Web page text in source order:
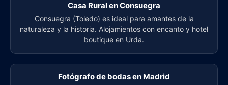
Casa Rural en Consuegra
Consuegra (Toledo) es ideal para amantes de la
naturaleza y la historia. Alojamientos con encanto y hotel
boutique en Urda.
Fotógrafo de bodas en Madrid